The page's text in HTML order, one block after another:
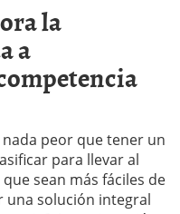
la
a
peor que tener un
para llevar al
sean más fáciles de
una solución integral